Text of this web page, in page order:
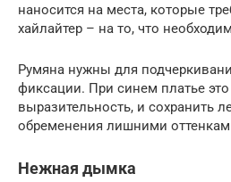
наносится на места, которые
хайлайтер – на то, что
Румяна нужны для
фиксации. При синем платье
выразительность, и сохранить
обременения лишними
Нежная дымка